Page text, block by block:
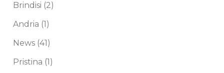
Brindisi (2)
Andria (1)
News (41)
Pristina (1)